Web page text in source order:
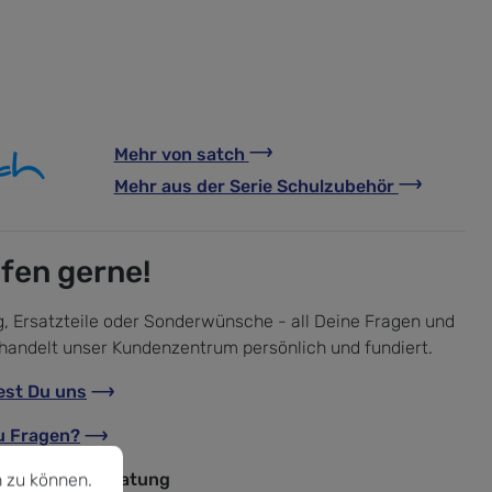
Mehr von satch
Mehr aus der Serie Schulzubehör
gerne!
Ersatzteile oder Sonderwünsche - all Deine Fragen und
unser Kundenzentrum persönlich und fundiert.
Du uns
Fragen?
Fachberatung
Mehr Informationen ...
können.